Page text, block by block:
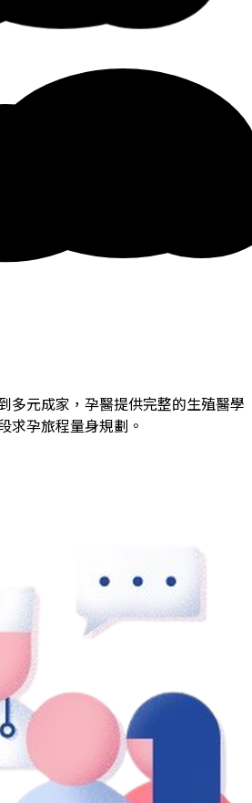
多元成家，孕醫提供完整的生殖醫學
求孕旅程量身規劃。